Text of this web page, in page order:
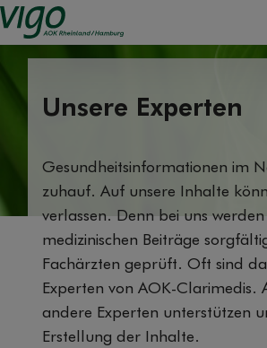
Unsere Experten
Gesundheitsinformationen im
zuhauf. Auf unsere Inhalte
verlassen. Denn bei uns
medizinischen Beiträge
Fachärzten geprüft. Oft sind
Experten von AOK-Clarimedis.
andere Experten unterstützen
Erstellung der Inhalte.